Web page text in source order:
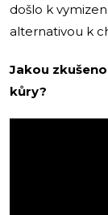
došlo k
alternativou k
Jakou
kůry?